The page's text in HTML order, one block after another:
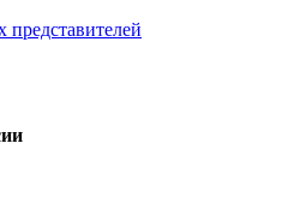
представителей